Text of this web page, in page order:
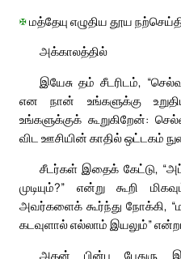
✠மத்தேயு எழுதிய தூய
அக்காலத்தில்
இயேசு தம் சீடரிடம்,
என நான் உங்களுக்கு
உங்களுக்குக் கூறுகிறேன்:
விட ஊசியின் காதில் ஒட்டகம்
சீடர்கள் இதைக் கேட்டு,
முடியும்?” என்று கூறி
அவர்களைக் கூர்ந்து நோக்கி,
கடவுளால் எல்லாம் இயலும்”
அதன் பின்பு பேதுரு